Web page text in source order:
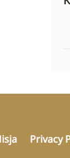
Privacy